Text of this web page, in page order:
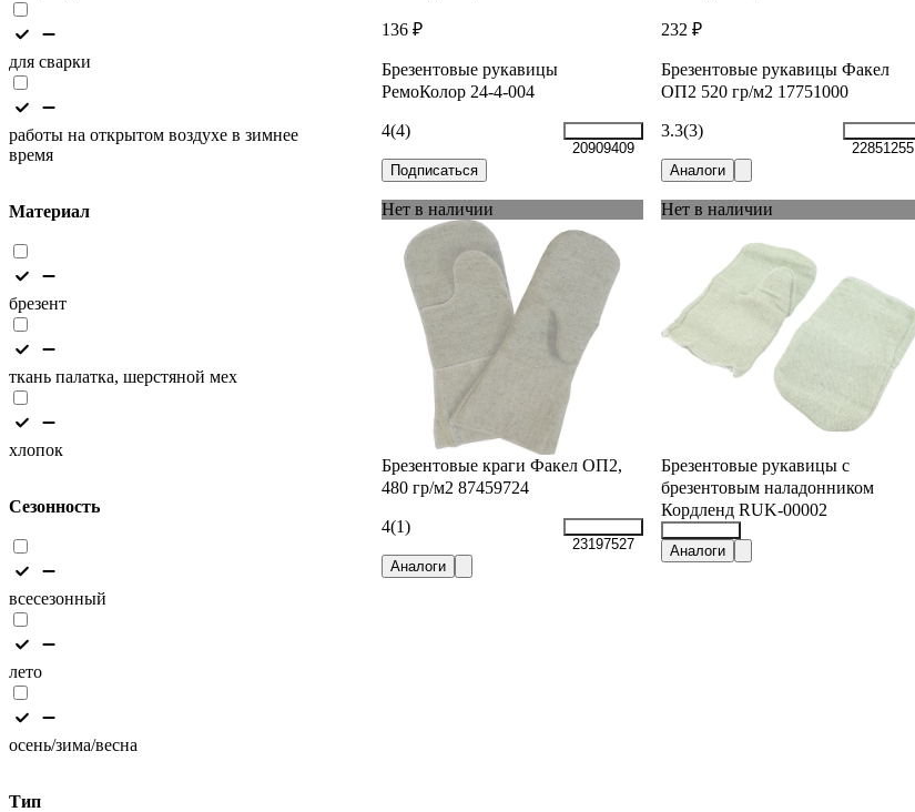
для сварки
работы на открытом воздухе в зимнее
время
Материал
брезент
ткань палатка, шерстяной мех
хлопок
Сезонность
всесезонный
лето
осень/зима/весна
Тип
136 ₽
Брезентовые рукавицы
РемоКолор 24-4-004
4(4)
20909409
Подписаться
232 ₽
Брезентовые рукавицы Факел
ОП2 520 гр/м2 17751000
3.3(3)
22851255
Аналоги
Нет в наличии
Брезентовые краги Факел ОП2,
480 гр/м2 87459724
4(1)
23197527
Аналоги
Нет в наличии
Брезентовые рукавицы с
брезентовым наладонником
Кордленд RUK-00002
26590607
Аналоги